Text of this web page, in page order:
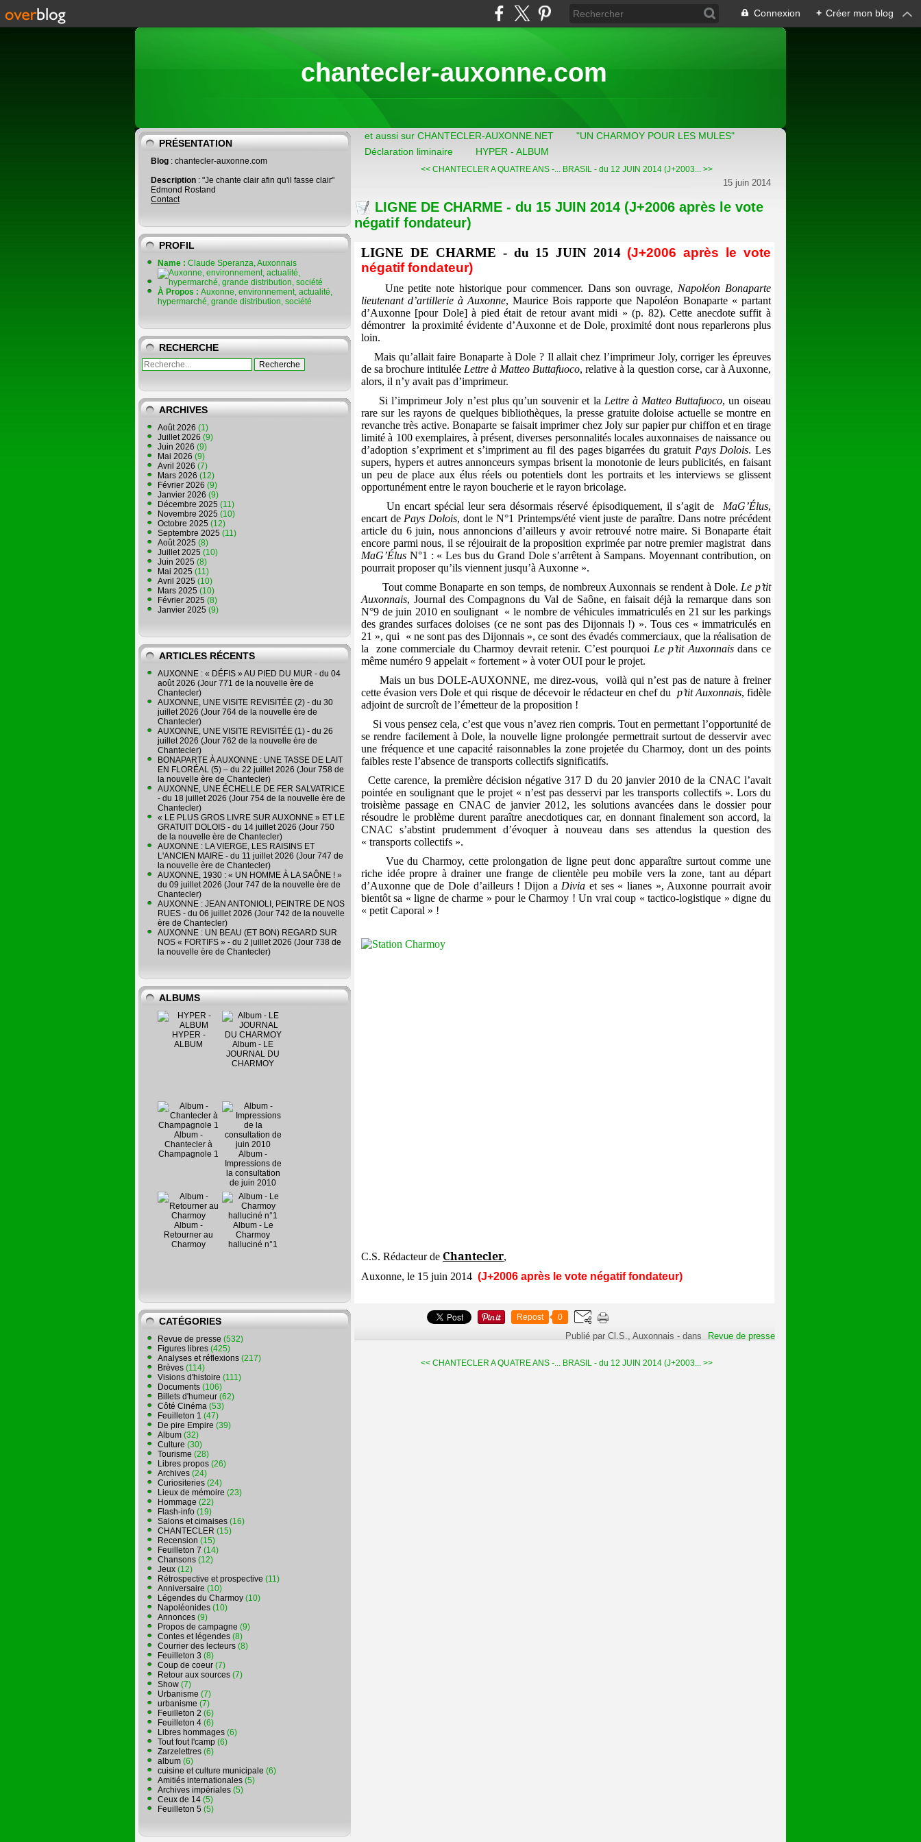
Connexion + Créer mon blog
chantecler-auxonne.com
PRÉSENTATION
Blog : chantecler-auxonne.com
Description : "Je chante clair afin qu'il fasse clair"
Edmond Rostand
Contact
PROFIL
Name : Claude Speranza, Auxonnais
À Propos : Auxonne, environnement, actualité,
hypermarché, grande distribution, société
RECHERCHE
ARCHIVES
Août 2026 (1)
Juillet 2026 (9)
Juin 2026 (9)
Mai 2026 (9)
Avril 2026 (7)
Mars 2026 (12)
Février 2026 (9)
Janvier 2026 (9)
Décembre 2025 (11)
Novembre 2025 (10)
Octobre 2025 (12)
Septembre 2025 (11)
Août 2025 (8)
Juillet 2025 (10)
Juin 2025 (8)
Mai 2025 (11)
Avril 2025 (10)
Mars 2025 (10)
Février 2025 (8)
Janvier 2025 (9)
ARTICLES RÉCENTS
AUXONNE : « DÉFIS » AU PIED DU MUR - du 04
août 2026 (Jour 771 de la nouvelle ère de
Chantecler)
AUXONNE, UNE VISITE REVISITÉE (2) - du 30
juillet 2026 (Jour 764 de la nouvelle ère de
Chantecler)
AUXONNE, UNE VISITE REVISITÉE (1) - du 26
juillet 2026 (Jour 762 de la nouvelle ère de
Chantecler)
BONAPARTE À AUXONNE : UNE TASSE DE LAIT
EN FLORÉAL (5) – du 22 juillet 2026 (Jour 758 de
la nouvelle ère de Chantecler)
AUXONNE, UNE ÉCHELLE DE FER SALVATRICE
- du 18 juillet 2026 (Jour 754 de la nouvelle ère de
Chantecler)
« LE PLUS GROS LIVRE SUR AUXONNE » ET LE
GRATUIT DOLOIS - du 14 juillet 2026 (Jour 750
de la nouvelle ère de Chantecler)
AUXONNE : LA VIERGE, LES RAISINS ET
L'ANCIEN MAIRE - du 11 juillet 2026 (Jour 747 de
la nouvelle ère de Chantecler)
AUXONNE, 1930 : « UN HOMME À LA SAÔNE ! »
du 09 juillet 2026 (Jour 747 de la nouvelle ère de
Chantecler)
AUXONNE : JEAN ANTONIOLI, PEINTRE DE NOS
RUES - du 06 juillet 2026 (Jour 742 de la nouvelle
ère de Chantecler)
AUXONNE : UN BEAU (ET BON) REGARD SUR
NOS « FORTIFS » - du 2 juillet 2026 (Jour 738 de
la nouvelle ère de Chantecler)
ALBUMS
HYPER -
ALBUM
Album - LE
JOURNAL DU
CHARMOY
Album -
Chantecler à
Champagnole 1
Album -
Impressions de
la consultation
de juin 2010
Album -
Retourner au
Charmoy
Album - Le
Charmoy
halluciné n°1
CATÉGORIES
Revue de presse (532)
Figures libres (425)
Analyses et réflexions (217)
Brèves (114)
Visions d'histoire (111)
Documents (106)
Billets d'humeur (62)
Côté Cinéma (53)
Feuilleton 1 (47)
De pire Empire (39)
Album (32)
Culture (30)
Tourisme (28)
Libres propos (26)
Archives (24)
Curiositeries (24)
Lieux de mémoire (23)
Hommage (22)
Flash-info (19)
Salons et cimaises (16)
CHANTECLER (15)
Recension (15)
Feuilleton 7 (14)
Chansons (12)
Jeux (12)
Rétrospective et prospective (11)
Anniversaire (10)
Légendes du Charmoy (10)
Napoléonides (10)
Annonces (9)
Propos de campagne (9)
Contes et légendes (8)
Courrier des lecteurs (8)
Feuilleton 3 (8)
Coup de coeur (7)
Retour aux sources (7)
Show (7)
Urbanisme (7)
urbanisme (7)
Feuilleton 2 (6)
Feuilleton 4 (6)
Libres hommages (6)
Tout fout l'camp (6)
Zarzelettres (6)
album (6)
cuisine et culture municipale (6)
Amitiés internationales (5)
Archives impériales (5)
Ceux de 14 (5)
Feuilleton 5 (5)
et aussi sur CHANTECLER-AUXONNE.NET
"UN CHARMOY POUR LES MULES"
Déclaration liminaire
HYPER - ALBUM
<< CHANTECLER A QUATRE ANS -... BRASIL - du 12 JUIN 2014 (J+2003... >>
15 juin 2014
LIGNE DE CHARME - du 15 JUIN 2014 (J+2006 après le vote
négatif fondateur)
LIGNE DE CHARME - du 15 JUIN 2014 (J+2006 après le vote
négatif fondateur)
Une petite note historique pour commencer. Dans son ouvrage, Napoléon Bonaparte
lieutenant d’artillerie à Auxonne, Maurice Bois rapporte que Napoléon Bonaparte « partant
d’Auxonne [pour Dole] à pied était de retour avant midi » (p. 82). Cette anecdote suffit à
démontrer la proximité évidente d’Auxonne et de Dole, proximité dont nous reparlerons plus
loin.
Mais qu’allait faire Bonaparte à Dole ? Il allait chez l’imprimeur Joly, corriger les épreuves
de sa brochure intitulée Lettre à Matteo Buttafuoco, relative à la question corse, car à Auxonne,
alors, il n’y avait pas d’imprimeur.
Si l’imprimeur Joly n’est plus qu’un souvenir et la Lettre à Matteo Buttafuoco, un oiseau
rare sur les rayons de quelques bibliothèques, la presse gratuite doloise actuelle se montre en
revanche très active. Bonaparte se faisait imprimer chez Joly sur papier pur chiffon et en tirage
limité à 100 exemplaires, à présent, diverses personnalités locales auxonnaises de naissance ou
d’adoption s’expriment et s’impriment au fil des pages bigarrées du gratuit Pays Dolois. Les
supers, hypers et autres annonceurs sympas brisent la monotonie de leurs publicités, en faisant
un peu de place aux élus réels ou potentiels dont les portraits et les interviews se glissent
opportunément entre le rayon boucherie et le rayon bricolage.
Un encart spécial leur sera désormais réservé épisodiquement, il s’agit de MaG’Élus,
encart de Pays Dolois, dont le N°1 Printemps/été vient juste de paraître. Dans notre précédent
article du 6 juin, nous annoncions d’ailleurs y avoir retrouvé notre maire. Si Bonaparte était
encore parmi nous, il se réjouirait de la proposition exprimée par notre premier magistrat dans
MaG’Élus N°1 : « Les bus du Grand Dole s’arrêtent à Sampans. Moyennant contribution, on
pourrait proposer qu’ils viennent jusqu’à Auxonne ».
Tout comme Bonaparte en son temps, de nombreux Auxonnais se rendent à Dole. Le p’tit
Auxonnais, Journal des Compagnons du Val de Saône, en faisait déjà la remarque dans son
N°9 de juin 2010 en soulignant « le nombre de véhicules immatriculés en 21 sur les parkings
des grandes surfaces doloises (ce ne sont pas des Dijonnais !) ». Tous ces « immatriculés en
21 », qui
« ne sont pas des Dijonnais », ce sont des évadés commerciaux, que la réalisation de
la
zone commerciale du Charmoy devrait retenir. C’est pourquoi Le p’tit Auxonnaisdans ce
même numéro 9 appelait « fortement » à voter OUI pour le projet.
Mais un bus DOLE-AUXONNE, me direz-vous,
voilà qui n’est pas de nature à freiner
cette évasion vers Dole et qui risque de décevoir le rédacteur en chef du p’tit Auxonnais, fidèle
adjoint de surcroît de l’émetteur de la proposition !
Si vous pensez cela, c’est que vous n’avez rien compris. Tout en permettant l’opportunité de
se rendre facilement à Dole, la nouvelle ligne prolongée permettrait surtout de desservir avec
une fréquence et une capacité raisonnables la zone projetée du Charmoy, dont un des points
faibles reste l’absence de transports collectifs significatifs.
Cette carence, la première décision négative 317 D du 20 janvier 2010 de la CNAC l’avait
pointée en soulignant que le projet « n’est pas desservi par les transports collectifs ». Lors du
troisième passage en CNAC de janvier 2012, les solutions avancées dans le dossier pour
résoudre le problème durent paraître anecdotiques car, en donnant finalement son accord, la
CNAC s’abstint prudemment d’évoquer à nouveau dans ses attendus la question des
« transports collectifs ».
Vue du Charmoy, cette prolongation de ligne peut donc apparaître surtout comme une
riche idée propre à drainer une frange de clientèle peu mobile vers la zone, tant au départ
d’Auxonne que de Dole d’ailleurs ! Dijon a Divia et ses « lianes », Auxonne pourrait avoir
bientôt sa « ligne de charme » pour le Charmoy ! Un vrai coup « tactico-logistique » digne du
« petit Caporal » !
C.S. Rédacteur de Chantecler,
Auxonne, le 15 juin 2014 (J+2006 après le vote négatif fondateur)
Repost 0
Publié par Cl.S., Auxonnais -dans Revue de presse
<< CHANTECLER A QUATRE ANS -... BRASIL - du 12 JUIN 2014 (J+2003... >>